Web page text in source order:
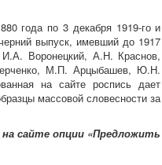
года по 3 декабря 1919-го и
выпуск, имевший до 1917
Воронецкий, А.Н. Краснов,
М.П. Арцыбашев, Ю.Н.
на сайте роспись дает
массовой словесности за
сайте опции «Предложить